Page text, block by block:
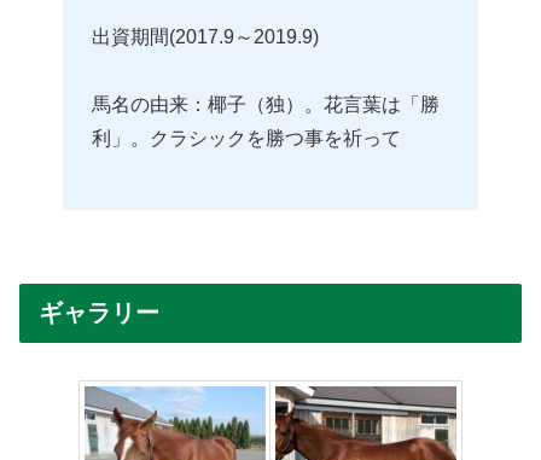
出資期間(2017.9～2019.9)
馬名の由来：椰子（独）。花言葉は「勝
利」。クラシックを勝つ事を祈って
ギャラリー